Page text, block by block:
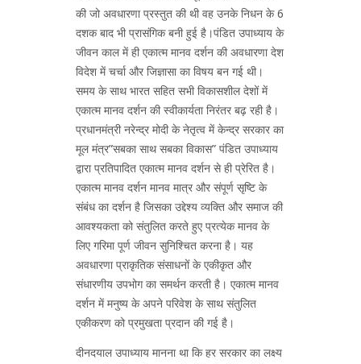
की जो अवधारणा प्रस्तुत की थी वह उनके निधन के 6
दशक बाद भी प्रासंगिक बनी हुई है।पंडित उपाध्याय के
जीवन काल में ही एकात्म मानव दर्शन की अवधारणा देश
विदेश में चर्चा और जिज्ञासा का विषय बन गई थी।
समय के साथ भारत सहित सभी विकासशील देशों में
एकात्म मानव दर्शन की स्वीकार्यता निरंतर बढ़ रही है।
प्रधानमंत्री नरेन्द्र मोदी के नेतृत्व में केन्द्र सरकार का
मूल मंत्र”सबका साथ सबका विकास” पंडित उपाध्याय
द्वारा प्रतिपादित एकात्म मानव दर्शन से ही प्रेरित है।
एकात्म मानव दर्शन मानव मात्र और संपूर्ण सृष्टि के
संबंध का दर्शन है जिसका उद्देश्य व्यक्ति और समाज की
आवश्यकता को संतुलित करते हुए प्रत्येक मानव के
लिए गरिमा पूर्ण जीवन सुनिश्चित करना है। यह
अवधारणा प्राकृतिक संसाधनों के एकीकृत और
संधारणीय उपभोग का समर्थन करती है। एकात्म मानव
दर्शन में मनुष्य के अपने परिवेश के साथ संतुलित
एकीकरण को प्रमुखता प्रदान की गई है।
दीनदयाल उपाध्याय मानना था कि हर सरकार का लक्ष्य